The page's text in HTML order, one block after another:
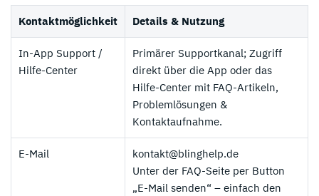
Kontaktmöglichkeit Details & Nutzung
In-App Support /
Hilfe-Center
Primärer Supportkanal; Zugriff
direkt über die App oder das
Hilfe-Center mit FAQ-Artikeln,
Problemlösungen &
Kontaktaufnahme.
E-Mail
kontakt@blinghelp.de
Unter der FAQ-Seite per Button
„E-Mail senden“ – einfach den